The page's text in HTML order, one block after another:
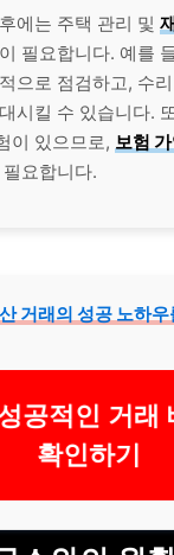
에는 주택 관리 및
필요합니다. 예를
으로 점검하고, 수
시킬 수 있습니다.
이 있으므로, 보험
요합니다.
거래의 성공 노하
성공적인 거래
확인하기